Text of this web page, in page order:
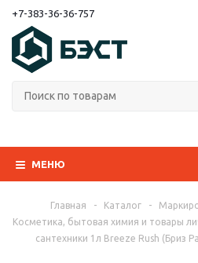
+7-383-36-36-757
МЕНЮ
Главная - Каталог -
Косметика, бытовая химия и товары
сантехники 1л Breeze Rush (Бриз